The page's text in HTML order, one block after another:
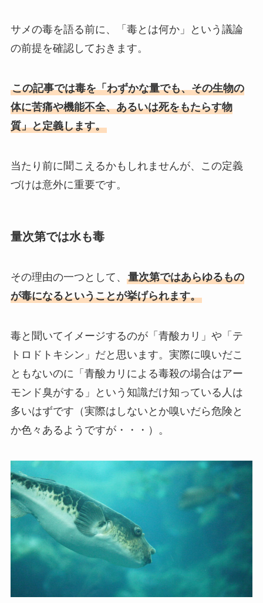
サメの毒を語る前に、「毒とは何か」という議論
の前提を確認しておきます。
この記事では毒を「わずかな量でも、その生物の
体に苦痛や機能不全、あるいは死をもたらす物
質」と定義します。
当たり前に聞こえるかもしれませんが、この定義
づけは意外に重要です。
量次第では水も毒
その理由の一つとして、 量次第ではあらゆるもの
が毒になるということが挙げられます。
毒と聞いてイメージするのが「青酸カリ」や「テ
トロドトキシン」だと思います。実際に嗅いだこ
ともないのに「青酸カリによる毒殺の場合はアー
モンド臭がする」という知識だけ知っている人は
多いはずです（実際はしないとか嗅いだら危険と
か色々あるようですが・・・）。